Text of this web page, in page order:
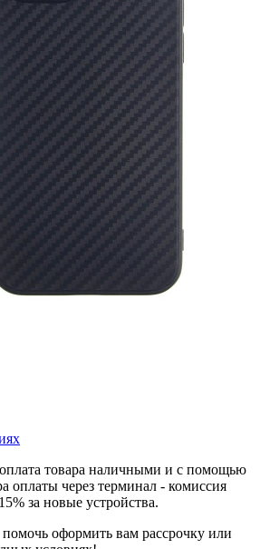
товара наличными и с помощью
оплаты через терминал - комиссия
за новые устройства.
оформить вам рассрочку или